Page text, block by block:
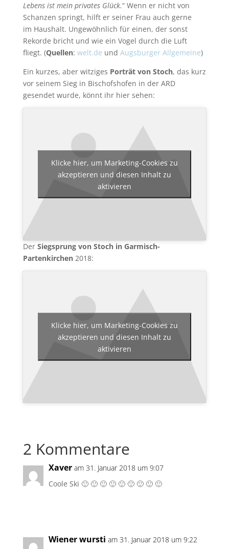
Lebens ist mein privates Glück.“ Wenn er nicht von
Schanzen springt, hilft er seiner Frau auch gerne
im Haushalt. Ungewöhnlich für einen, der sonst
Rekorde bricht und wie ein Vogel durch die Luft
fliegt. (Quellen: welt.de und Augsburger Allgemeine)
Ein kurzes, aber witziges Porträt von Stoch, das kurz
vor seinem Sieg in Bischofshofen in der ARD
gesendet wurde, könnt ihr hier sehen:
Klicke hier, um Marketing-Cookies zu
akzeptieren und diesen Inhalt zu
aktivieren
Der Siegsprung von Stoch in Garmisch-
Partenkirchen2018:
Klicke hier, um Marketing-Cookies zu
akzeptieren und diesen Inhalt zu
aktivieren
2 Kommentare
Xaver am 31. Januar 2018 um 9:07
Coole Ski 🙂 🙂 🙂 🙂 🙂 🙂 🙂 🙂 🙂
Wiener wursti am 31. Januar 2018 um 9:22